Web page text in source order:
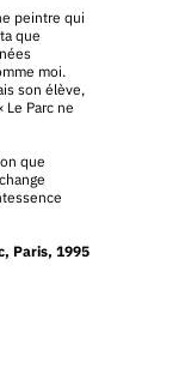
peintre qui
que
moi.
son élève,
Le Parc ne
que
Paris, 1995